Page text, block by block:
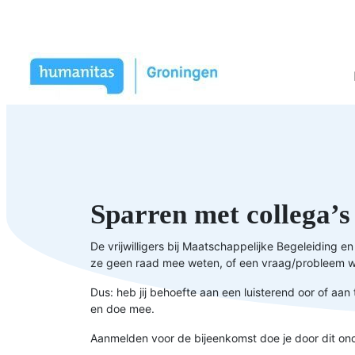
Sparren met collega’s
De vrijwilligers bij Maatschappelijke Begeleiding
ze geen raad mee weten, of een vraag/probleem
Dus: heb jij behoefte aan een luisterend oor of
en doe mee.
Aanmelden voor de bijeenkomst doe je door dit